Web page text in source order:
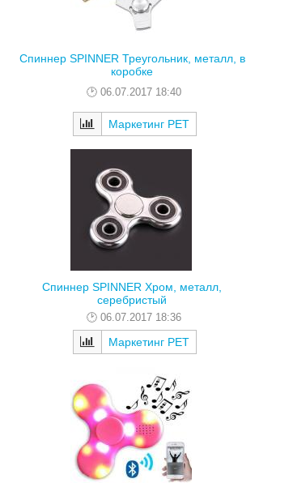
Спиннер SPINNER Треугольник, металл, в
коробке
06.07.2017 18:40
Маркетинг РЕТ
Спиннер SPINNER Хром, металл,
серебристый
06.07.2017 18:36
Маркетинг РЕТ